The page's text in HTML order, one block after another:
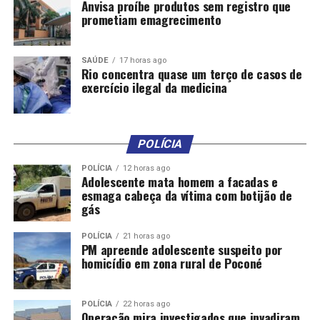
antidepressivos. Segundo os autores, contudo, os ISRS
não podem ser associados diretamente ao aumento do
declínio cognitivo com base apenas nos dados
analisados.
Entre as limitações do estudo, os pesquisadores
apontam que a análise pode ter sido subdimensionada. A
contribuir individualmente para o declínio cognitivo,
sem que se possa atribuí-lo com certeza ao
medicamento.
De acordo com especialistas, é fundamental buscar um
diagnóstico preciso para promover o tratamento
adequado. No Brasil, o diagnóstico da demência é
realizado, majoritariamente, de forma clínica, conforme
explica Kleber Francisco Vargas, psiquiatra vinculado à
Empresa Brasileira de Serviços Hospitalares e ao
hospital universitário de Campo Grande. Para tanto, é
Anvisa proíbe produtos sem registro que
prometiam emagrecimento
SAÚDE 17 horas ago
Rio concentra quase um terço de casos de
exercício ilegal da medicina
POLÍCIA
POLÍCIA 12 horas ago
Adolescente mata homem a facadas e
esmaga cabeça da vítima com botijão de
gás
POLÍCIA 21 horas ago
PM apreende adolescente suspeito por
homicídio em zona rural de Poconé
POLÍCIA 22 horas ago